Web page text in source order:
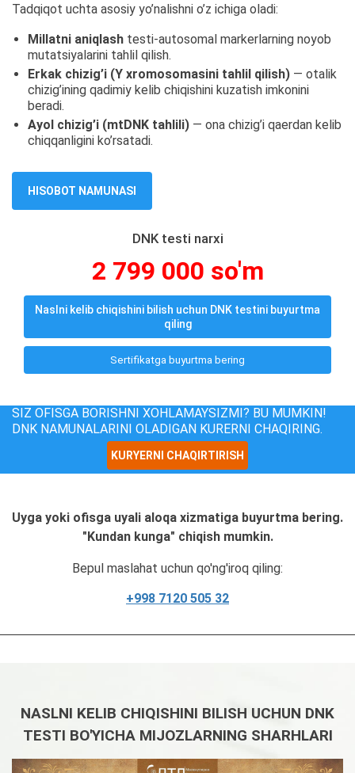
Tadqiqot uchta asosiy yo’nalishni o’z ichiga oladi:
Millatni aniqlash testi-autosomal markerlarning noyob
mutatsiyalarini tahlil qilish.
Erkak chizig’i (Y xromosomasini tahlil qilish) — otalik
chizig’ining qadimiy kelib chiqishini kuzatish imkonini
beradi.
Ayol chizig’i (mtDNK tahlili) — ona chizig’i qaerdan kelib
chiqqanligini ko’rsatadi.
HISOBOT NAMUNASI
DNK testi narxi
2 799 000 so'm
Naslni kelib chiqishini bilish uchun DNK testini buyurtma
qiling
Sertifikatga buyurtma bering
SIZ OFISGA BORISHNI XOHLAMAYSIZMI? BU MUMKIN!
DNK NAMUNALARINI OLADIGAN KURERNI CHAQIRING.
KURYERNI CHAQIRTIRISH
Uyga yoki ofisga uyali aloqa xizmatiga buyurtma bering.
"Kundan kunga" chiqish mumkin.
Bepul maslahat uchun qo'ng'iroq qiling:
+998 7120 505 32
NASLNI KELIB CHIQISHINI BILISH UCHUN DNK
TESTI BO'YICHA MIJOZLARNING SHARHLARI